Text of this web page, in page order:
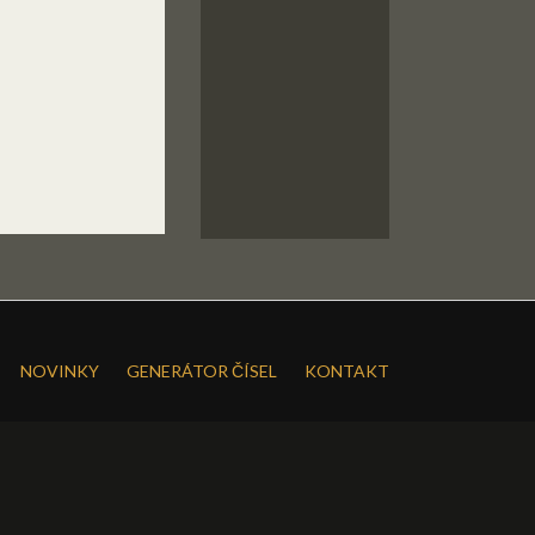
NOVINKY GENERÁTOR ČÍSEL
KONTAKT